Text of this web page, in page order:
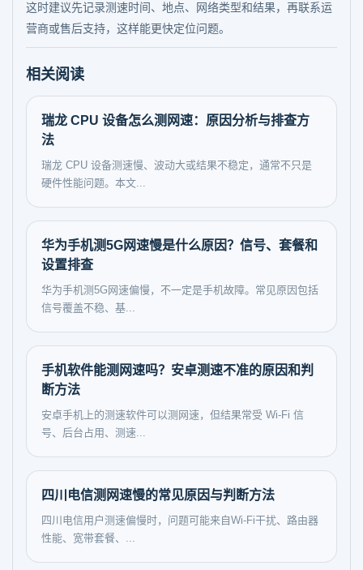
这时建议先记录测速时间、地点、网络类型和结果，再联系运
营商或售后支持，这样能更快定位问题。
相关阅读
瑞龙 CPU 设备怎么测网速：原因分析与排查方
法
瑞龙 CPU 设备测速慢、波动大或结果不稳定，通常不只是
硬件性能问题。本文...
华为手机测5G网速慢是什么原因？信号、套餐和
设置排查
华为手机测5G网速偏慢，不一定是手机故障。常见原因包括
信号覆盖不稳、基...
手机软件能测网速吗？安卓测速不准的原因和判
断方法
安卓手机上的测速软件可以测网速，但结果常受 Wi-Fi 信
号、后台占用、测速...
四川电信测网速慢的常见原因与判断方法
四川电信用户测速偏慢时，问题可能来自Wi-Fi干扰、路由器
性能、宽带套餐、...